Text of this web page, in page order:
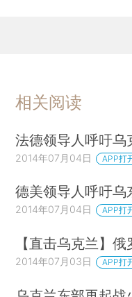
相关阅读
法德领导人呼吁乌
2014年07月04日 APP打
德美领导人呼吁乌
2014年07月04日 APP打
【直击乌克兰】
2014年07月03日 APP打